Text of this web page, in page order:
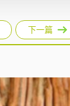
下一篇